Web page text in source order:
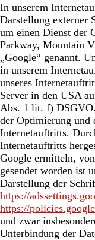
In unserem
Darstellung externer
um einen Dienst der
Parkway, Mountain
„Google“ genannt.
in unserem
unseres
Server in den USA
Abs. 1 lit. f)
der Optimierung und
Internetauftritts.
Internetauftritts
Google ermitteln,
gesendet worden ist
Darstellung der
https://
https://
und zwar
Unterbindung der